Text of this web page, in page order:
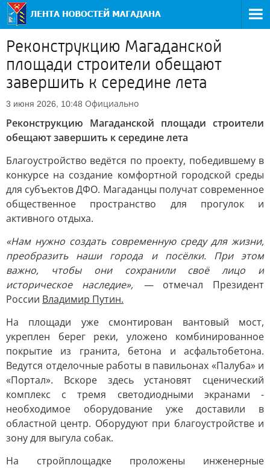
Реконструкцию Магаданской
площади строители обещают
завершить к середине лета
3 июня 2026, 10:48 Официально
Реконструкцию Магаданской площади строители
обещают завершить к середине лета
Благоустройство ведётся по проекту, победившему в
конкурсе на создание комфортной городской среды
для субъектов ДФО. Магаданцы получат современное
общественное пространство для прогулок и
активного отдыха.
«Нам нужно создать современную среду для жизни,
преобразить наши города и посёлки. При этом
важно, чтобы они сохранили своё лицо и
историческое наследие», —отмечал Президент
России Владимир Путин.
На площади уже смонтирован вантовый мост,
укреплен берег реки, уложено комбинированное
покрытие из гранита, бетона и асфальтобетона.
Ведутся отделочные работы в павильонах «Палуба» и
«Портал». Вскоре здесь установят сценический
комплекс с тремя светодиодными экранами -
необходимое оборудование уже доставили в
областной центр. Оборудуют при благоустройстве и
зону для выгула собак.
На стройплощадке проложены инженерные